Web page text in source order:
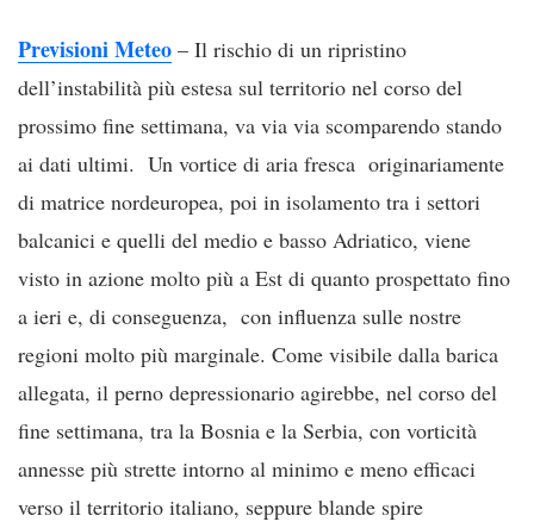
Previsioni Meteo – Il rischio di un ripristino
dell’instabilità più estesa sul territorio nel corso del
prossimo fine settimana, va via via scomparendo stando
ai dati ultimi. Un vortice di aria fresca originariamente
di matrice nordeuropea, poi in isolamento tra i settori
balcanici e quelli del medio e basso Adriatico, viene
visto in azione molto più a Est di quanto prospettato fino
a ieri e, di conseguenza, con influenza sulle nostre
regioni molto più marginale. Come visibile dalla barica
allegata, il perno depressionario agirebbe, nel corso del
fine settimana, tra la Bosnia e la Serbia, con vorticità
annesse più strette intorno al minimo e meno efficaci
verso il territorio italiano, seppure blande spire